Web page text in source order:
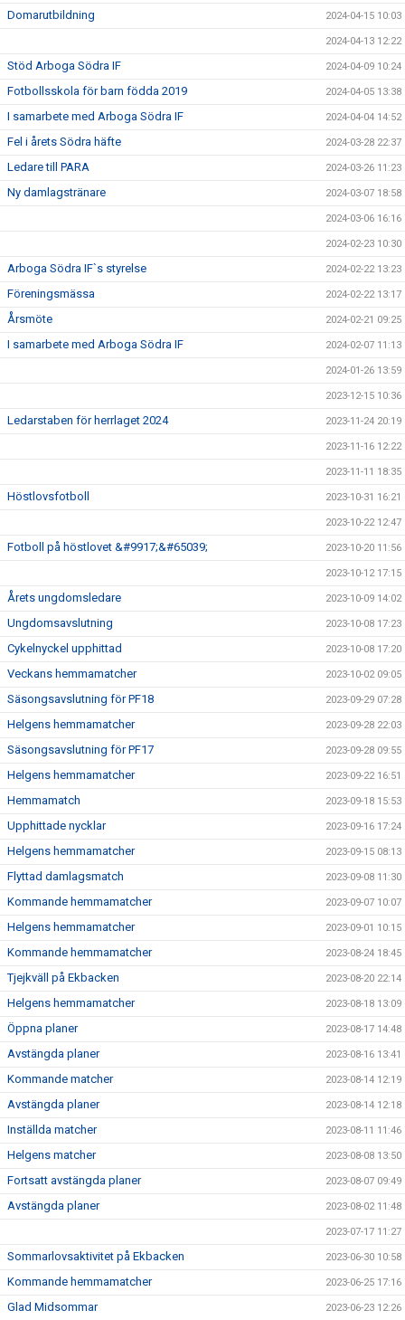
Domarutbildning 2024-04-15 10:03
2024-04-13 12:22
Stöd Arboga Södra IF 2024-04-09 10:24
Fotbollsskola för barn födda 2019 2024-04-05 13:38
I samarbete med Arboga Södra IF 2024-04-04 14:52
Fel i årets Södra häfte 2024-03-28 22:37
Ledare till PARA 2024-03-26 11:23
Ny damlagstränare 2024-03-07 18:58
2024-03-06 16:16
2024-02-23 10:30
Arboga Södra IF`s styrelse 2024-02-22 13:23
Föreningsmässa 2024-02-22 13:17
Årsmöte 2024-02-21 09:25
I samarbete med Arboga Södra IF 2024-02-07 11:13
2024-01-26 13:59
2023-12-15 10:36
Ledarstaben för herrlaget 2024 2023-11-24 20:19
2023-11-16 12:22
2023-11-11 18:35
Höstlovsfotboll 2023-10-31 16:21
2023-10-22 12:47
Fotboll på höstlovet &#9917;&#65039; 2023-10-20 11:56
2023-10-12 17:15
Årets ungdomsledare 2023-10-09 14:02
Ungdomsavslutning 2023-10-08 17:23
Cykelnyckel upphittad 2023-10-08 17:20
Veckans hemmamatcher 2023-10-02 09:05
Säsongsavslutning för PF18 2023-09-29 07:28
Helgens hemmamatcher 2023-09-28 22:03
Säsongsavslutning för PF17 2023-09-28 09:55
Helgens hemmamatcher 2023-09-22 16:51
Hemmamatch 2023-09-18 15:53
Upphittade nycklar 2023-09-16 17:24
Helgens hemmamatcher 2023-09-15 08:13
Flyttad damlagsmatch 2023-09-08 11:30
Kommande hemmamatcher 2023-09-07 10:07
Helgens hemmamatcher 2023-09-01 10:15
Kommande hemmamatcher 2023-08-24 18:45
Tjejkväll på Ekbacken 2023-08-20 22:14
Helgens hemmamatcher 2023-08-18 13:09
Öppna planer 2023-08-17 14:48
Avstängda planer 2023-08-16 13:41
Kommande matcher 2023-08-14 12:19
Avstängda planer 2023-08-14 12:18
Inställda matcher 2023-08-11 11:46
Helgens matcher 2023-08-08 13:50
Fortsatt avstängda planer 2023-08-07 09:49
Avstängda planer 2023-08-02 11:48
2023-07-17 11:27
Sommarlovsaktivitet på Ekbacken 2023-06-30 10:58
Kommande hemmamatcher 2023-06-25 17:16
Glad Midsommar 2023-06-23 12:26